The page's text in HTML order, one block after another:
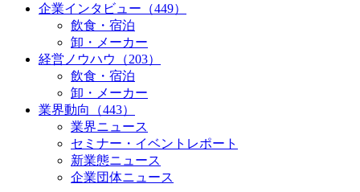
企業インタビュー（449）
飲食・宿泊
卸・メーカー
経営ノウハウ（203）
飲食・宿泊
卸・メーカー
業界動向（443）
業界ニュース
セミナー・イベントレポート
新業態ニュース
企業団体ニュース